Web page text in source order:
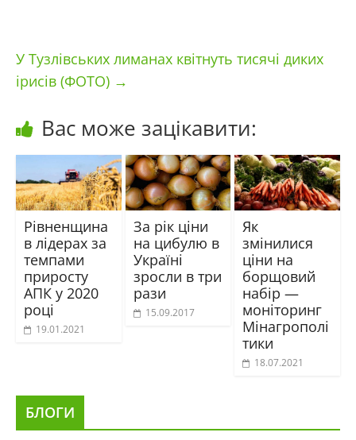
У Тузлівських лиманах квітнуть тисячі диких
ірисів (ФОТО) →
Вас може зацікавити:
Рівненщина
в лідерах за
темпами
приросту
АПК у 2020
році
19.01.2021
За рік ціни
на цибулю в
Україні
зросли в три
рази
15.09.2017
Як
змінилися
ціни на
борщовий
набір —
моніторинг
Мінагрополі
тики
18.07.2021
БЛОГИ